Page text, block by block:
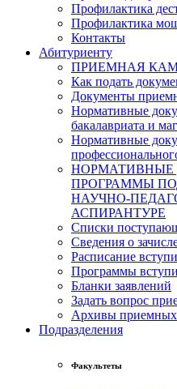
Профилактика
Профилактика
Контакты
Абитуриенту
ПРИЕМНАЯ
Как подать
Документы
Нормативные
бакалавриата и
Нормативные
НОРМАТИВНЫЕ
ПРОГРАММЫ
НАУЧНО-
АСПИРАНТУРЕ
Списки
Сведения о
Расписание
Программы
Бланки заявлений
Задать вопрос
Архивы
Подразделения
Факультеты